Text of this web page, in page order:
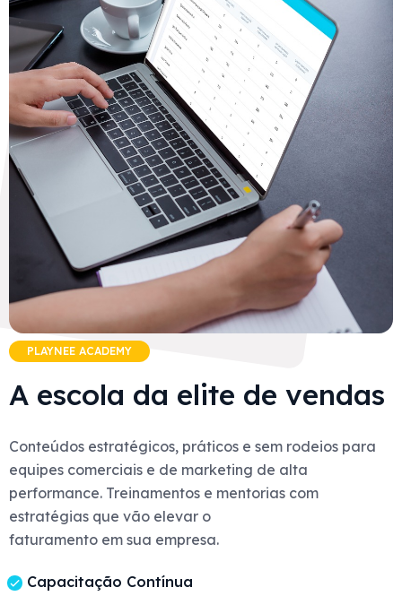
PLAYNEE ACADEMY
A escola da elite de vendas
Conteúdos estratégicos, práticos e sem rodeios para
equipes comerciais e de marketing de alta
performance. Treinamentos e mentorias com
estratégias que vão elevar o
faturamento em sua empresa.
Capacitação Contínua